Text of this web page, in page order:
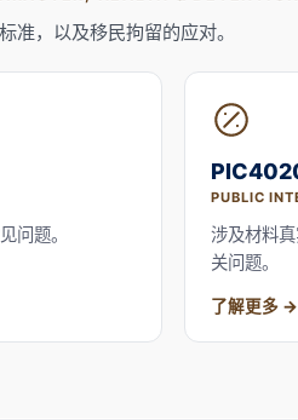
准，以及移民拘留的应对。
问题。
PUBLIC
涉及材料
关问题。
了解更多
Help